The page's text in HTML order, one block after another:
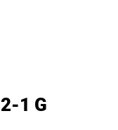
1 G